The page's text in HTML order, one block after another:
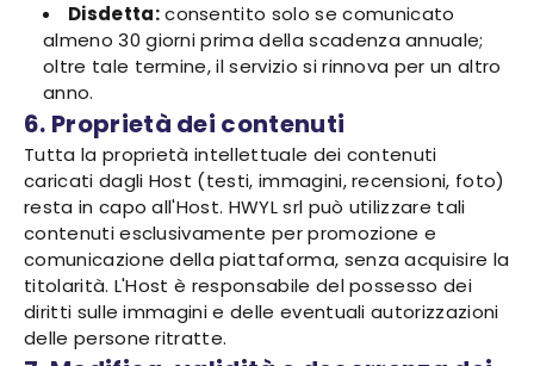
Disdetta:consentito solo se comunicato
almeno 30 giorni prima della scadenza annuale;
oltre tale termine, il servizio si rinnova per un altro
anno.
6. Proprietà dei contenuti
Tutta la proprietà intellettuale dei contenuti
caricati dagli Host (testi, immagini, recensioni, foto)
resta in capo all'Host. HWYL srl può utilizzare tali
contenuti esclusivamente per promozione e
comunicazione della piattaforma, senza acquisire la
titolarità. L'Host è responsabile del possesso dei
diritti sulle immagini e delle eventuali autorizzazioni
delle persone ritratte.